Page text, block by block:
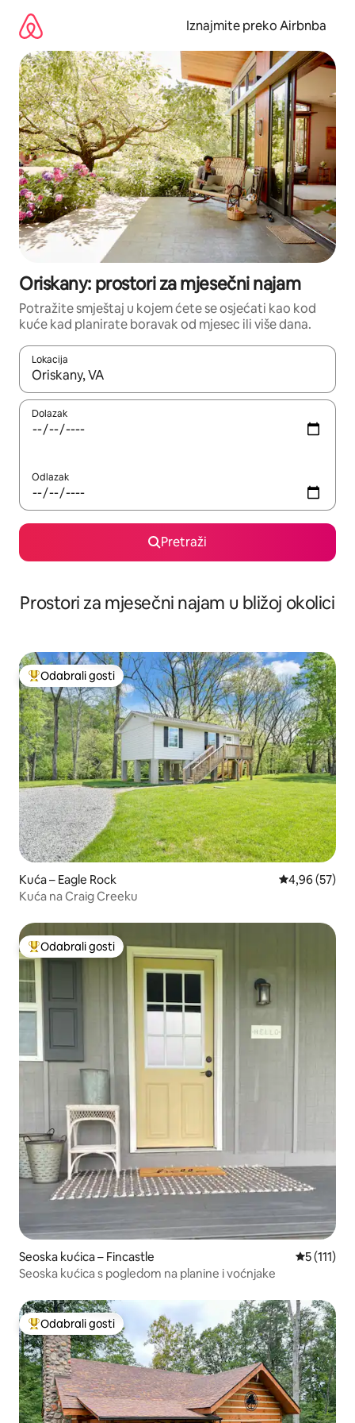
sadržaj
Iznajmite preko Airbnba
Oriskany: prostori za mjesečni najam
Potražite smještaj u kojem ćete se osjećati kao kod
kuće kad planirate boravak od mjesec ili više dana.
Lokacija
Kada budu dostupni rezultati, moći ćete ih pregledati
Dolazak
Odlazak
Pretraži
Prostori za mjesečni najam u bližoj okolici
Među najviše rangiranima s oznakom „Odabrali gosti”
Odabrali gosti
Kuća – Eagle Rock Prosječna
4,96 (57)
Kuća na Craig Creeku
Među najviše rangiranima s oznakom „Odabrali gosti”
Odabrali gosti
Seoska kućica – Fincastle Prosječna
5 (111)
Seoska kućica s pogledom na planine i voćnjake
Među najviše rangiranima s oznakom „Odabrali gosti”
Odabrali gosti